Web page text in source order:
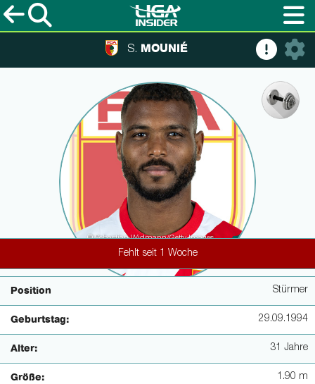
S. MOUNIÉ
© Sebastian Widmann/Getty Images
Fehlt seit 1 Woche
Position Stürmer
Geburtstag: 29.09.1994
Alter: 31 Jahre
Größe: 1.90 m